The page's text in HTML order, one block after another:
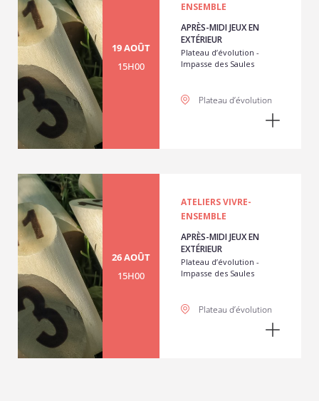
19 AOÛT
15H00
ENSEMBLE
APRÈS-MIDI JEUX EN
EXTÉRIEUR
Plateau d’évolution -
Impasse des Saules
Plateau d’évolution
26 AOÛT
15H00
ATELIERS VIVRE-
ENSEMBLE
APRÈS-MIDI JEUX EN
EXTÉRIEUR
Plateau d’évolution -
Impasse des Saules
Plateau d’évolution